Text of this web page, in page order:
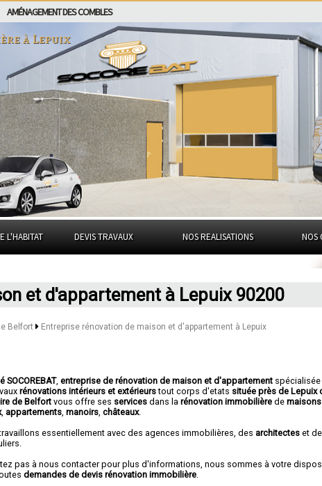
AMÉNAGEMENT DES COMBLES
àLepuix
L'HABITAT DEVIS TRAVAUX NOS REALISATIONS NOS
et d'appartement à Lepuix 90200
Belfort Entreprise rénovation de maison et d'appartement à Lepuix
SOCOREBAT,entreprise de rénovation de maison et d'appartement
rénovations intérieurs et extérieurstout corps d'etats située près de Lepuix
de Belfortvous offre ses services dans larénovation immobilière de
, appartements ,manoirs ,châteaux.
essentiellement avec des agences immobilières, des architectes et
pas à nous contacter pour plus d'informations, nous sommes à votre
demandes de devis rénovation immobilière